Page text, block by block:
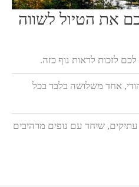
את הטיול לשווה
לזכות לראות נוף כזה.
אחד משלושה בלבד בכל
עתיקים, שיחד עם נופים מרהיבים